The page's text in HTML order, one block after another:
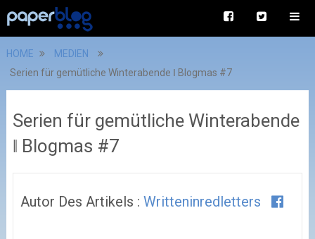
HOME
MEDIEN
Serien für gemütliche Winterabende ‖ Blogmas #7
Serien für gemütliche Winterabende
‖ Blogmas #7
Autor Des Artikels : Writteninredletters